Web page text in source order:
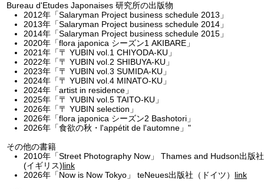
Bureau d'Etudes Japonaises 研究所の出版物
2012年「Salaryman Project business schedule 2013」
2013年「Salaryman Project business schedule 2014」
2014年「Salaryman Project business schedule 2015」
2020年「flora japonica シーズン1 AKIBARE」
2021年「〒 YUBIN vol.1 CHIYODA-KU」
2022年「〒 YUBIN vol.2 SHIBUYA-KU」
2023年「〒 YUBIN vol.3 SUMIDA-KU」
2024年「〒 YUBIN vol.4 MINATO-KU」
2024年「artist in residence」
2025年「〒 YUBIN vol.5 TAITO-KU」
2026年「〒 YUBIN selection」
2026年「flora japonica シーズン2 Bashotori」
2026年「食欲の秋・l'appétit de l'automne」"
その他の書籍
2010年「Street Photography Now」 Thames and Hudson出版社
(イギリス) link
2026年「Now is Now Tokyo」 teNeues出版社（ドイツ）
link